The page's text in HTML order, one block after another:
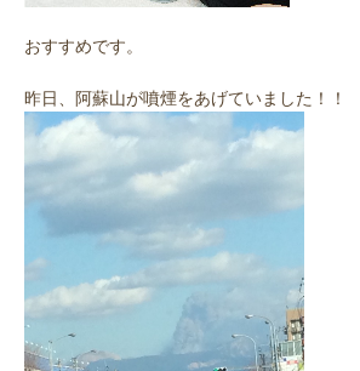
おすすめです。
昨日、阿蘇山が噴煙をあげていました！！